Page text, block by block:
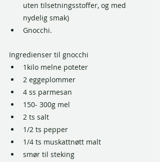
uten tilsetningsstoffer, og med
nydelig smak)
Gnocchi.
Ingredienser til gnocchi
1kilo melne poteter
2 eggeplommer
4 ss parmesan
150- 300g mel
2 ts salt
1/2 ts pepper
1/4 ts muskattnøtt malt
smør til steking